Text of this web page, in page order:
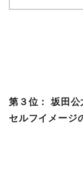
第３位： 坂田
セルフイメージ